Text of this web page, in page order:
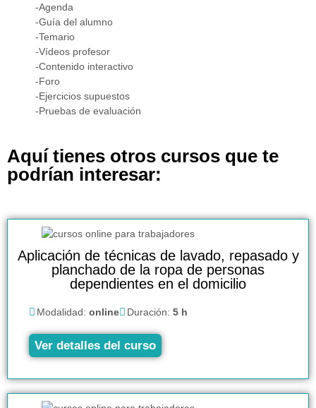
-Agenda
-Guía del alumno
-Temario
-Vídeos profesor
-Contenido interactivo
-Foro
-Ejercicios supuestos
-Pruebas de evaluación
Aquí tienes otros cursos que te
podrían interesar:
Aplicación de técnicas de lavado, repasado y
planchado de la ropa de personas
dependientes en el domicilio
Modalidad: online Duración: 5 h
Ver detalles del curso